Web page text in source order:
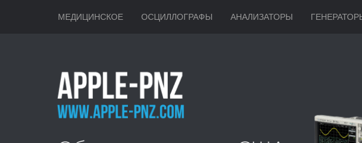
МЕДИЦИНСКОЕ ОСЦИЛЛОГРАФЫ АНАЛИЗАТОРЫ